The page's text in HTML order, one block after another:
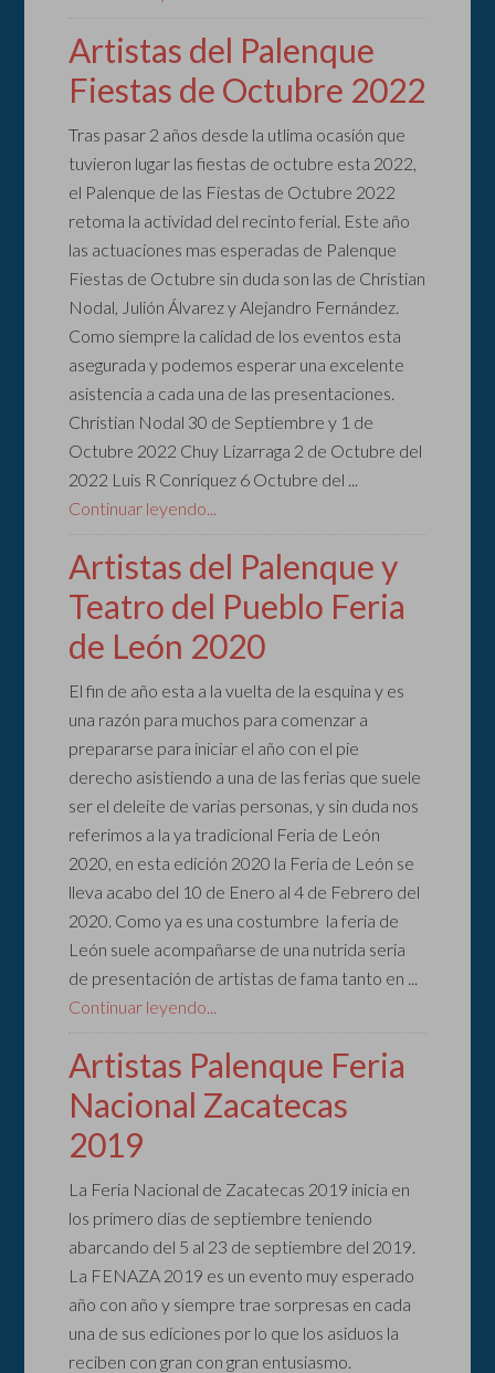
Artistas del Palenque
Fiestas de Octubre 2022
Tras pasar 2 años desde la utlima ocasión que
tuvieron lugar las fiestas de octubre esta 2022,
el Palenque de las Fiestas de Octubre 2022
retoma la actividad del recinto ferial. Este año
las actuaciones mas esperadas de Palenque
Fiestas de Octubre sin duda son las de Christian
Nodal, Julión Álvarez y Alejandro Fernández.
Como siempre la calidad de los eventos esta
asegurada y podemos esperar una excelente
asistencia a cada una de las presentaciones.
Christian Nodal 30 de Septiembre y 1 de
Octubre 2022 Chuy Lizarraga 2 de Octubre del
2022 Luis R Conriquez 6 Octubre del ...
Continuar leyendo...
Artistas del Palenque y
Teatro del Pueblo Feria
de León 2020
El fin de año esta a la vuelta de la esquina y es
una razón para muchos para comenzar a
prepararse para iniciar el año con el pie
derecho asistiendo a una de las ferias que suele
ser el deleite de varias personas, y sin duda nos
referimos a la ya tradicional Feria de León
2020, en esta edición 2020 la Feria de León se
lleva acabo del 10 de Enero al 4 de Febrero del
2020. Como ya es una costumbre la feria de
León suele acompañarse de una nutrida seria
de presentación de artistas de fama tanto en ...
Continuar leyendo...
Artistas Palenque Feria
Nacional Zacatecas
2019
La Feria Nacional de Zacatecas 2019 inicia en
los primero días de septiembre teniendo
abarcando del 5 al 23 de septiembre del 2019.
La FENAZA 2019 es un evento muy esperado
año con año y siempre trae sorpresas en cada
una de sus ediciones por lo que los asiduos la
reciben con gran con gran entusiasmo.